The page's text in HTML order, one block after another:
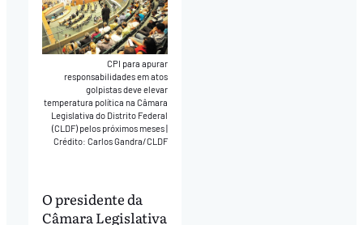
CPI para apurar
responsabilidades em atos
golpistas deve elevar
temperatura política na Câmara
Legislativa do Distrito Federal
(CLDF) pelos próximos meses
Crédito: Carlos Gandra/CLDF
O presidente da
Câmara Legislativa